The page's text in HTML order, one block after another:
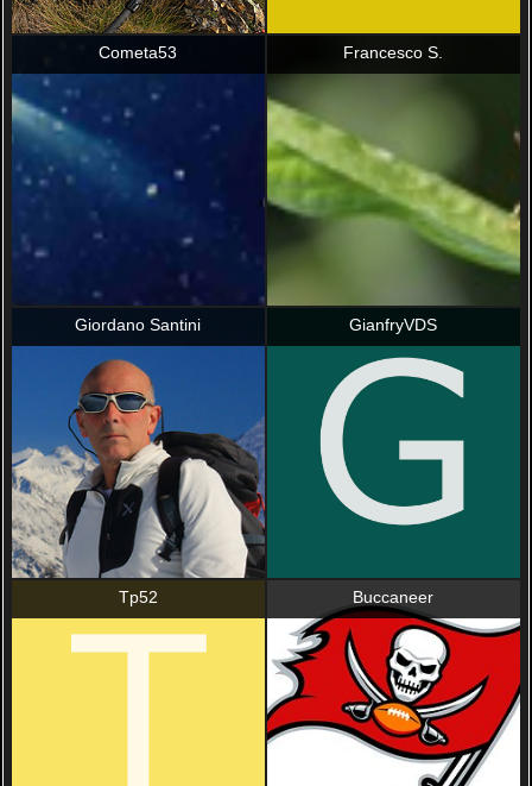
Cometa53 Francesco S.
Giordano Santini GianfryVDS
Tp52 Buccaneer